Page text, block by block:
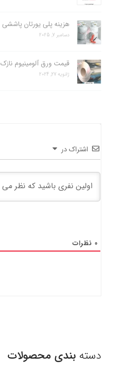
هزینه پلی یورتان پاششی
دسامبر 7, 2025
قیمت ورق آلومینیوم نازک
ژانویه 27, 2024
اشتراک در
0 نظرات
دسته بندی محصولات